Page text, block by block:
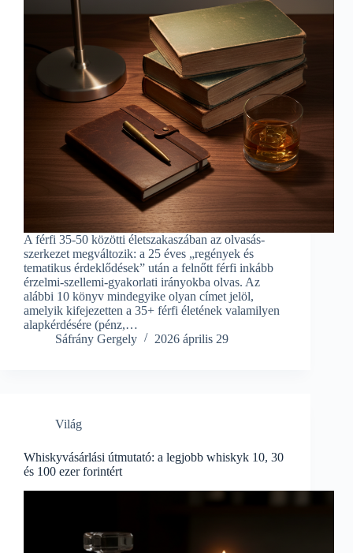
A férfi 35-50 közötti életszakaszában az olvasás-
szerkezet megváltozik: a 25 éves „regények és
tematikus érdeklődések” után a felnőtt férfi inkább
érzelmi-szellemi-gyakorlati irányokba olvas. Az
alábbi 10 könyv mindegyike olyan címet jelöl,
amelyik kifejezetten a 35+ férfi életének valamilyen
alapkérdésére (pénz,…
Sáfrány Gergely
2026 április 29
Világ
Whiskyvásárlási útmutató: a legjobb whiskyk 10, 30
és 100 ezer forintért